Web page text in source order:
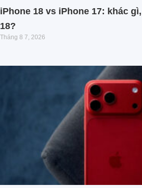
iPhone 18 vs iPhone 17: khác
18?
Tháng 8 7, 2026